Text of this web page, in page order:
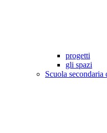
progetti
gli spazi
Scuola